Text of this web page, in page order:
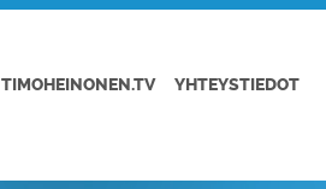
TIMOHEINONEN.TV YHTEYSTIEDOT